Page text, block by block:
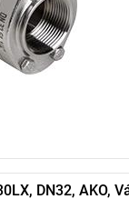
DN32, AKO,